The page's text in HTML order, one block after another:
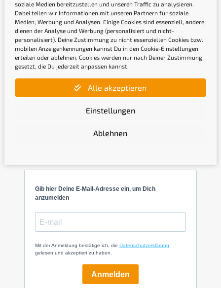
Gütesiegel
Gib hier Deine E-Mail-Adresse ein, um Dich
anzumelden
Mit der Anmeldung bestätige ich, die Datenschutzerklärung
gelesen und akzeptiert zu haben.
Anmelden
soziale Medien bereitzustellen und unseren Traffic zu analysieren.
Dabei teilen wir Informationen mit unseren Partnern für soziale
Medien, Werbung und Analysen. Einige Cookies sind essenziell, andere
dienen der Analyse und Werbung (personalisiert und nicht-
personalisiert). Deine Zustimmung zu nicht essenziellen Cookies bzw.
mobilen Anzeigenkennungen kannst Du in den Cookie-Einstellungen
erteilen oder ablehnen. Cookies werden nur nach Deiner Zustimmung
gesetzt, die Du jederzeit anpassen kannst.
Alle akzeptieren
Einstellungen
Ablehnen